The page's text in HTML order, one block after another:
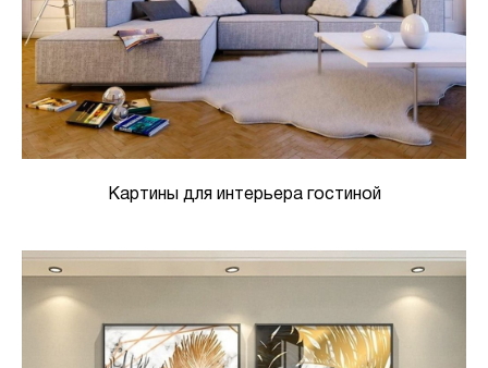
Картины для интерьера гостиной